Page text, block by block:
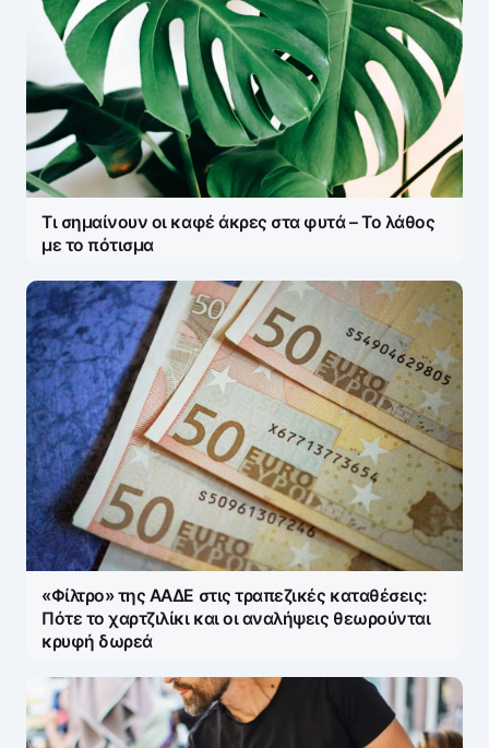
Τι σημαίνουν οι καφέ άκρες στα φυτά – Το λάθος
με το πότισμα
«Φίλτρο» της ΑΑΔΕ στις τραπεζικές καταθέσεις:
Πότε το χαρτζιλίκι και οι αναλήψεις θεωρούνται
κρυφή δωρεά